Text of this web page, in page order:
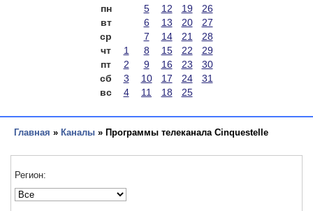
пн 5 12 19
26
вт
6 13 20
27
ср
7 14 21
28
чт
1 8 15 22
29
пт
2 9 16 23
30
сб
3 10 17 24
31
вс
4 11 18 25
Главная » Каналы » Программы телеканала Cinquestelle
Регион: